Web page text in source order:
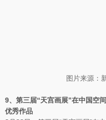
图片来源：
9、第三届“天宫画展”在中国空
优秀作品